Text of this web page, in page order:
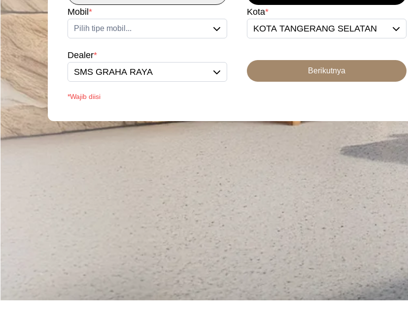
Mobil *
Pilih tipe mobil...
Kota*
KOTA TANGERANG SELATAN
Dealer*
SMS GRAHA RAYA
Berikutnya
*Wajib diisi